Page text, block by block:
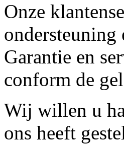
Onze
ondersteuning
Garantie en
conform de
Wij willen u
ons heeft